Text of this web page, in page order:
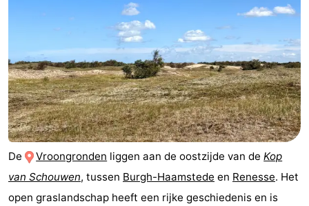
De Vroongronden liggen aan de oostzijde van deKop
van Schouwen, tussen Burgh-Haamstede en Renesse. Het
open graslandschap heeft een rijke geschiedenis en is